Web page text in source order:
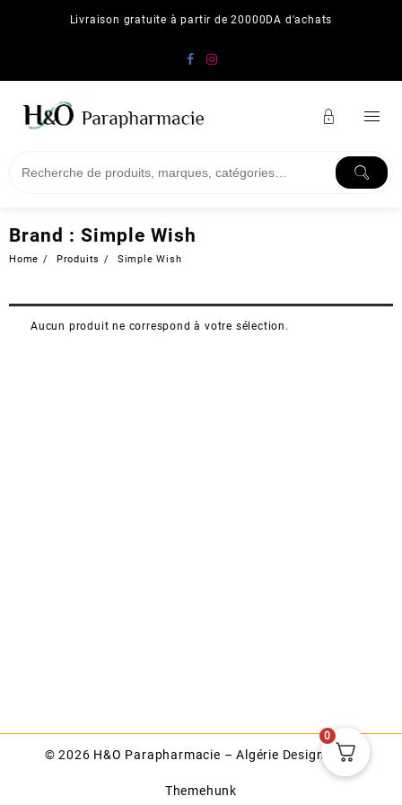
Livraison gratuite à partir de 20000DA d'achats
Brand : Simple Wish
Home Produits Simple Wish
Aucun produit ne correspond à votre sélection.
© 2026 H&O Parapharmacie – Algérie Designed by
Themehunk
0